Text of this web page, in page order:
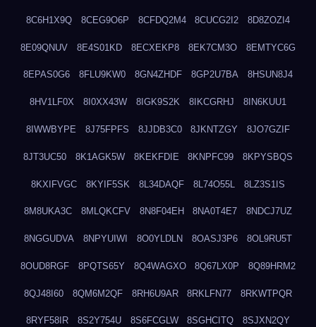
8C6H1X9Q 8CEG9O6P 8CFDQ2M4 8CUCG2I2 8D8ZOZI4
8E09QNUV 8E4S01KD 8ECXEKP8 8EK7CM3O 8EMTYC6G
8EPAS0G6 8FLU9KW0 8GN4ZHDF 8GP2U7BA 8HSUN8J4
8HV1LF0X 8I0XX43W 8IGK9S2K 8IKCGRHJ 8IN6KUU1
8IWWBYPE 8J75FPFS 8JJDB3C0 8JKNTZGY 8JO7GZIF
8JT3UC50 8K1AGK5W 8KEKFDIE 8KNPFC99 8KPYSBQS
8KXIFVGC 8KYIF5SK 8L34DAQF 8L74O55L 8LZ3S1IS
8M8UKA3C 8MLQKCFV 8N8F04EH 8NA0T4E7 8NDCJ7UZ
8NGGUDVA 8NPYUIWI 8O0YLDLN 8OASJ3P6 8OL9RU5T
8OUD8RGF 8PQTS65Y 8Q4WAGXO 8Q67LX0P 8Q89HRM2
8QJ48I60 8QM6M2QF 8RH6U9AR 8RKLFN77 8RKWTPQR
8RYF58IR 8S2Y754U 8S6FCGLW 8SGHCITQ 8SJXN2QY